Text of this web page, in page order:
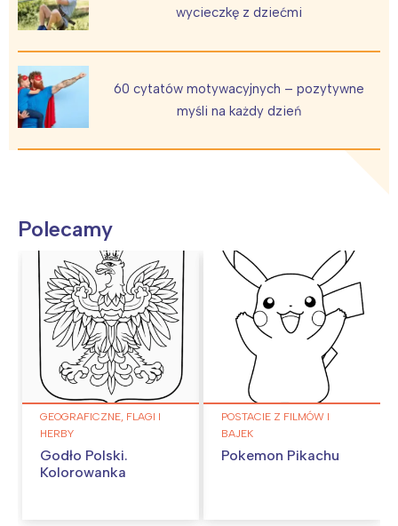
wycieczkę z dziećmi
60 cytatów motywacyjnych – pozytywne
myśli na każdy dzień
Polecamy
GEOGRAFICZNE, FLAGI I
HERBY
Godło Polski.
Kolorowanka
POSTACIE Z FILMÓW I
BAJEK
Pokemon Pikachu